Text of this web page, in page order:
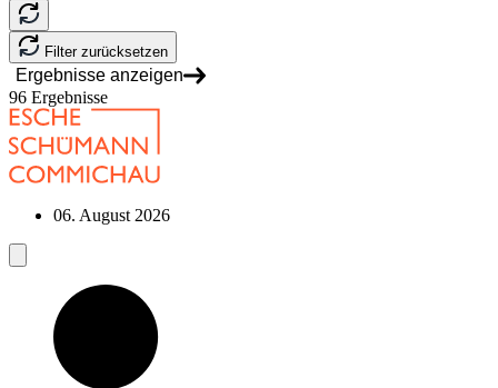
Filter zurücksetzen
Ergebnisse anzeigen
96 Ergebnisse
06. August 2026